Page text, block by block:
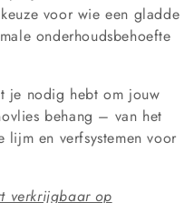
voor wie een gladde
onderhoudsbehoefte
je nodig hebt om jouw
behang – van het
en verfsystemen voor
verkrijgbaar op